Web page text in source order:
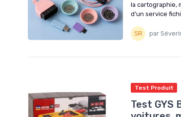
la cartographie,
d’un service
par
Test Produit
Test GYS